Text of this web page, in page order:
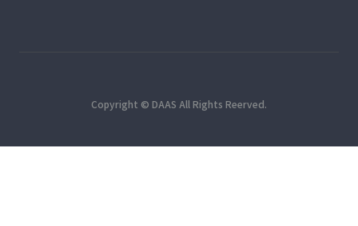
Copyright © DAAS All Rights Reerved.